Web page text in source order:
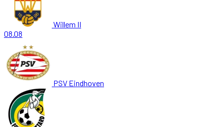
Willem II
08.08
PSV Eindhoven